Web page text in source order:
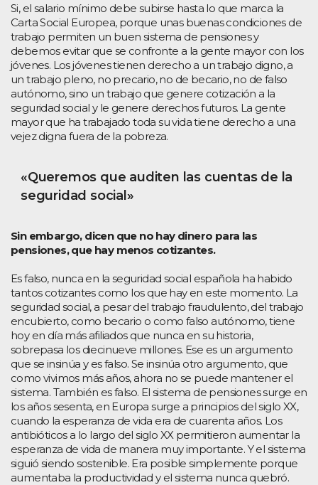
Si, el salario mínimo debe subirse hasta lo que marca la
Carta Social Europea, porque unas buenas condiciones de
trabajo permiten un buen sistema de pensiones y
debemos evitar que se confronte a la gente mayor con los
jóvenes. Los jóvenes tienen derecho a un trabajo digno, a
un trabajo pleno, no precario, no de becario, no de falso
autónomo, sino un trabajo que genere cotización a la
seguridad social y le genere derechos futuros. La gente
mayor que ha trabajado toda su vida tiene derecho a una
vejez digna fuera de la pobreza.
«Queremos que auditen las cuentas de la
seguridad social»
Sin embargo, dicen que no hay dinero para las
pensiones, que hay menos cotizantes.
Es falso, nunca en la seguridad social española ha habido
tantos cotizantes como los que hay en este momento. La
seguridad social, a pesar del trabajo fraudulento, del trabajo
encubierto, como becario o como falso autónomo, tiene
hoy en día más afiliados que nunca en su historia,
sobrepasa los diecinueve millones. Ese es un argumento
que se insinúa y es falso. Se insinúa otro argumento, que
como vivimos más años, ahora no se puede mantener el
sistema. También es falso. El sistema de pensiones surge en
los años sesenta, en Europa surge a principios del siglo XX,
cuando la esperanza de vida era de cuarenta años. Los
antibióticos a lo largo del siglo XX permitieron aumentar la
esperanza de vida de manera muy importante. Y el sistema
siguió siendo sostenible. Era posible simplemente porque
aumentaba la productividad y el sistema nunca quebró.